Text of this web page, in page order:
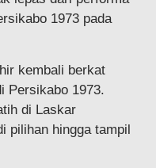
1973 pada
kembali berkat
Persikabo 1973.
di Laskar
pilihan hingga tampil